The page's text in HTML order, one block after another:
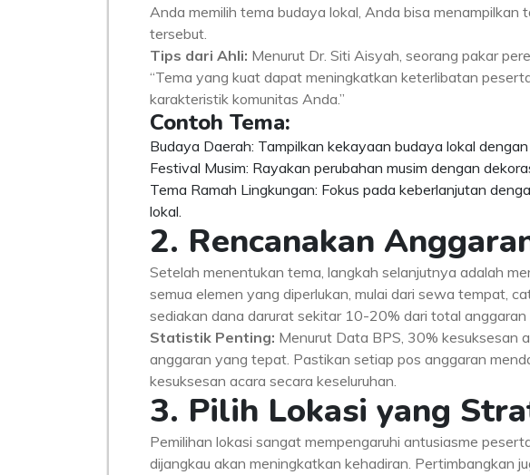
Anda memilih tema budaya lokal, Anda bisa menampilkan
tersebut.
Tips dari Ahli: Menurut Dr. Siti Aisyah, seorang pakar
“Tema yang kuat dapat meningkatkan keterlibatan
karakteristik komunitas Anda.”
Contoh Tema:
Budaya Daerah: Tampilkan kekayaan budaya lokal
Festival Musim: Rayakan perubahan musim dengan
Tema Ramah Lingkungan: Fokus pada keberlanjutan
lokal.
2. Rencanakan
Setelah menentukan tema, langkah selanjutnya adalah
semua elemen yang diperlukan, mulai dari sewa tempat,
sediakan dana darurat sekitar 10-20% dari total
Statistik Penting: Menurut Data BPS, 30% kesuksesan
anggaran yang tepat. Pastikan setiap pos anggaran
kesuksesan acara secara keseluruhan.
3. Pilih Lokasi yang
Pemilihan lokasi sangat mempengaruhi antusiasme
dijangkau akan meningkatkan kehadiran. Pertimbangkan